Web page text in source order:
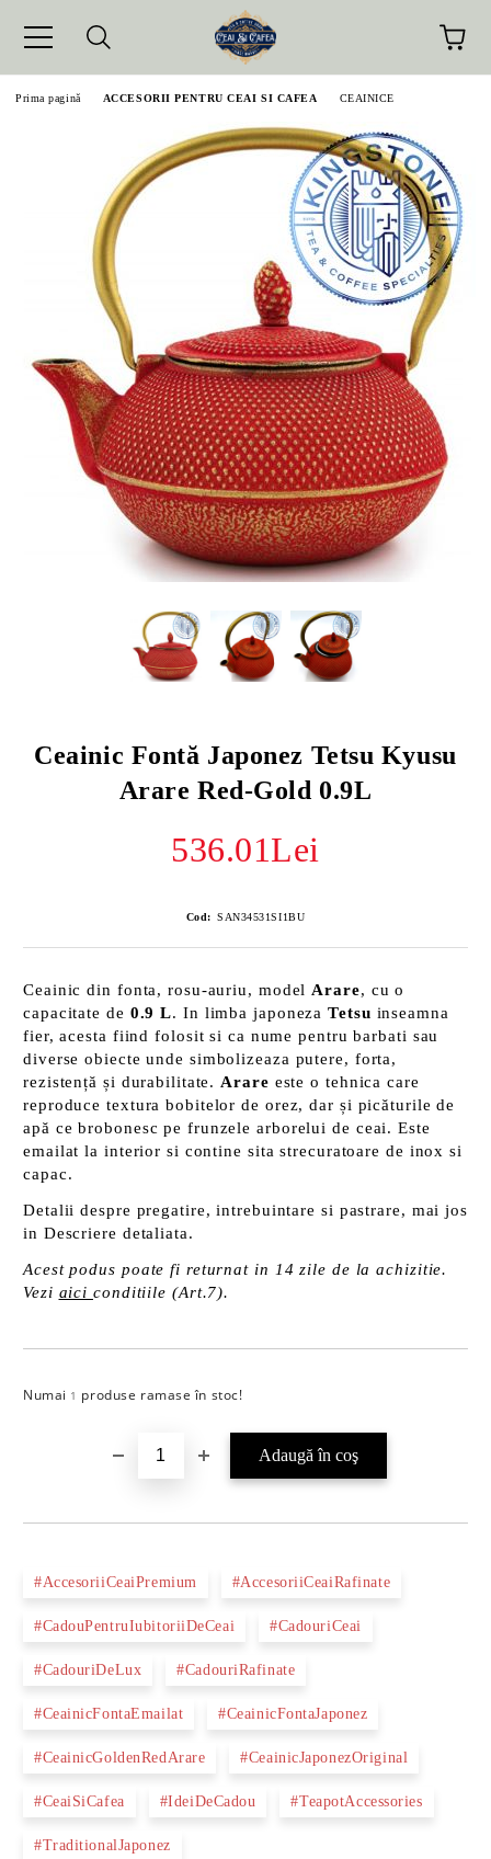
Prima pagină ACCESORII PENTRU CEAI SI CAFEA CEAINICE
Ceainic Fontă Japonez Tetsu Kyusu
Arare Red-Gold 0.9L
536.01Lei
Cod: SAN34531SI1BU
Ceainic din fonta, rosu-auriu, model Arare, cu o
capacitate de 0.9 L. In limba japonezaTetsu inseamna
fier, acesta fiind folosit si ca nume pentru barbati sau
diverse obiecte unde simbolizeaza putere, forta,
rezistență și durabilitate. Arare este o tehnica care
reproduce textura bobitelor de orez, dar și picăturile de
apă ce brobonesc pe frunzele arborelui de ceai. Este
emailat la interior si contine sita strecuratoare de inox si
capac.
Detalii despre pregatire, intrebuintare si pastrare, mai jos
in Descriere detaliata.
Acest podus poate fi returnat in 14 zile de la achizitie.
Vezi aici conditiile (Art.7).
Numai 1 produse ramase în stoc!
#AccesoriiCeaiPremium #AccesoriiCeaiRafinate
#CadouPentruIubitoriiDeCeai #CadouriCeai
#CadouriDeLux #CadouriRafinate
#CeainicFontaEmailat #CeainicFontaJaponez
#CeainicGoldenRedArare #CeainicJaponezOriginal
#CeaiSiCafea #IdeiDeCadou #TeapotAccessories
#TraditionalJaponez